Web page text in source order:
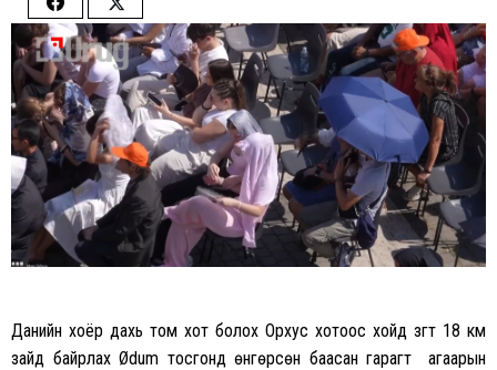
Share
on
Facebook
Share
on
Twitter
Данийн хоёр дахь том хот болох Орхус хотоос хойд зүгт 18 км
зайд байрлах Ødum тосгонд өнгөрсөн баасан гарагт агаарын